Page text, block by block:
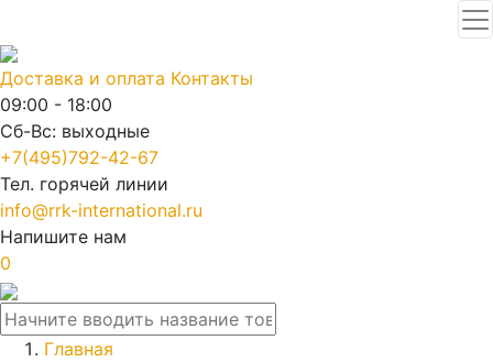
Доставка и оплата Контакты
09:00 - 18:00
Сб-Вс: выходные
+7(495)792-42-67
Тел. горячей линии
info@rrk-international.ru
Напишите нам
0
Главная